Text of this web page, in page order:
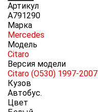
Артикул
A791290
Марка
Mercedes
Модель
Citaro
Версия модели
Citaro (O530) 1997-2007
Кузов
Автобус.
Цвет